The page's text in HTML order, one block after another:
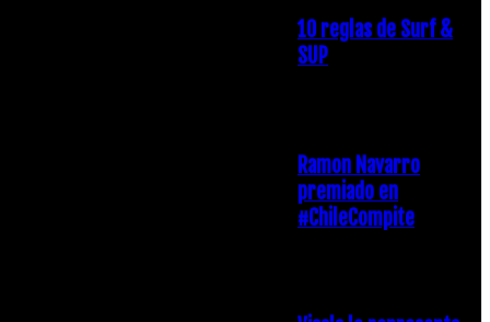
10 reglas de Surf &
SUP
Ramon Navarro
premiado en
#ChileCompite